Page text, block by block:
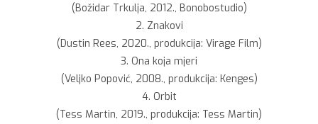
(Božidar Trkulja, 2012., Bonobostudio)
2. Znakovi
(Dustin Rees, 2020., produkcija: Virage Film)
3. Ona koja mjeri
(Veljko Popović, 2008., produkcija: Kenges)
4. Orbit
(Tess Martin, 2019., produkcija: Tess Martin)